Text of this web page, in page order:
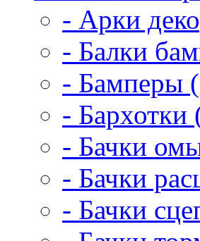
- Арки
- Балки
- Бамперы
- Бархотки
- Бачки
- Бачки
- Бачки